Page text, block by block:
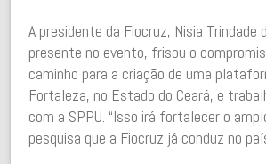
A presidente da Fiocruz, Nisia Trindade
presente no evento, frisou o
caminho para a criação de uma
Fortaleza, no Estado do Ceará, e
com a SPPU. “Isso irá fortalecer o
pesquisa que a Fiocruz já conduz no